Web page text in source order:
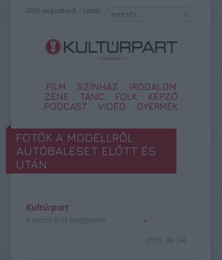
2026. augusztus 8. – László
FILM SZÍNHÁZ
IRODALOM
ZENE
TÁNC FOLK
KÉPZŐ
PODCAST
VIDEÓ GYERMEK
FOTÓK A MODELLRŐL
AUTÓBALESET ELŐTT ÉS
UTÁN
Kultúrpart
a szerző friss bejegyzései
2015. 09. 24.